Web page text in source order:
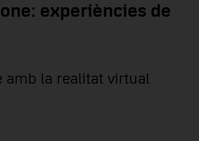
experiències de
amb la realitat virtual